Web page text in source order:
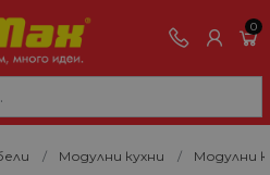
0
Модулни кухни Модулни